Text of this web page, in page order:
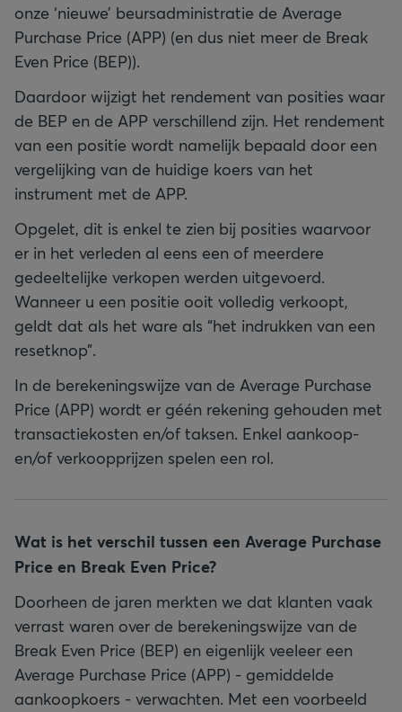
onze ‘nieuwe’ beursadministratie de Average
Purchase Price (APP) (en dus niet meer de Break
Even Price (BEP)).
Daardoor wijzigt het rendement van posities waar
de BEP en de APP verschillend zijn. Het rendement
van een positie wordt namelijk bepaald door een
vergelijking van de huidige koers van het
instrument met de APP.
Opgelet, dit is enkel te zien bij posities waarvoor
er in het verleden al eens een of meerdere
gedeeltelijke verkopen werden uitgevoerd.
Wanneer u een positie ooit volledig verkoopt,
geldt dat als het ware als “het indrukken van een
resetknop”.
In de berekeningswijze van de Average Purchase
Price (APP) wordt er géén rekening gehouden met
transactiekosten en/of taksen. Enkel aankoop-
en/of verkoopprijzen spelen een rol.
Wat is het verschil tussen een Average Purchase
Price en Break Even Price?
Doorheen de jaren merkten we dat klanten vaak
verrast waren over de berekeningswijze van de
Break Even Price (BEP) en eigenlijk veeleer een
Average Purchase Price (APP) - gemiddelde
aankoopkoers - verwachten. Met een voorbeeld